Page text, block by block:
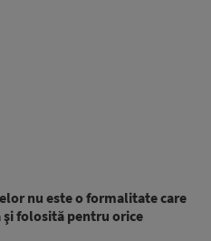
nu este o formalitate care
folosită pentru orice